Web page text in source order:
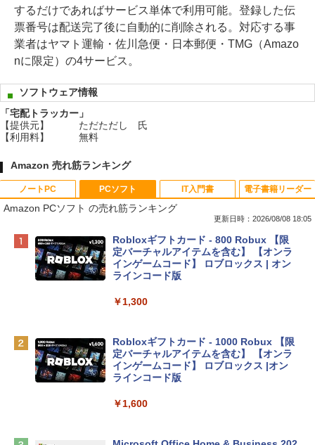
するだけであればサービス単体で利用可能。登録した伝
票番号は配送完了後に自動的に削除される。対応する事
業者はヤマト運輸・佐川急便・日本郵便・TMG（Amazo
nに限定）の4サービス。
ソフトウェア情報
「宅配トラッカー」
【提供元】
ただただし 氏
【利用料】
無料
Amazon 売れ筋ランキング
ノートPC
Apple 2026 MacBook Neo A18 Proチッ
プ搭載13インチノートブック：AIとAppl
e Intelligenceのために設計、Liquid Ret
inaディスプレイ、8GBユニファイドメモ
eTime HDカメラ、Touch ID - シルバー
tomtoc 360°保護 15.6 16インチ パソコ
ンケース Dell NEC Lavie ASUS HP dyna
PCソフト
Amazon PCソフト の売れ筋ランキング
更新日時：2026/08/08 18:05
Robloxギフトカード - 800 Robux 【限
定バーチャルアイテムを含む】 【オンラ
インゲームコード】 ロブロックス | オン
ラインコード版
￥1,300
Robloxギフトカード - 1000 Robux 【限
定バーチャルアイテムを含む】 【オンラ
インゲームコード】 ロブロックス |オン
ラインコード版
￥1,600
IT入門書 電子書籍リーダー